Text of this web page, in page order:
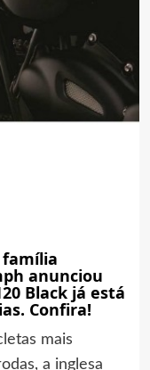
família
anunciou
Black já está
Confira!
mais
a inglesa